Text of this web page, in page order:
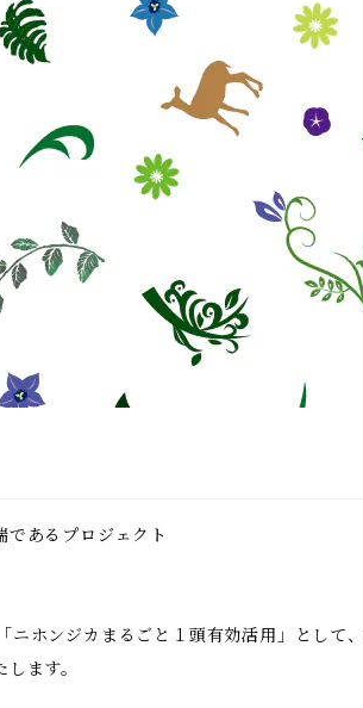
あるプロジェクト
ホンジカまるごと１頭有効活用」として
ます。⠀